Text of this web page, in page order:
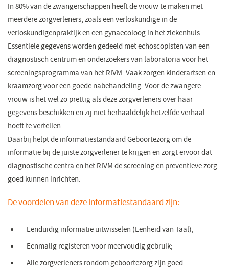
In 80% van de zwangerschappen heeft de vrouw te maken met
meerdere zorgverleners, zoals een verloskundige in de
verloskundigenpraktijk en een gynaecoloog in het ziekenhuis.
Essentiele gegevens worden gedeeld met echoscopisten van een
diagnostisch centrum en onderzoekers van laboratoria voor het
screeningsprogramma van het RIVM. Vaak zorgen kinderartsen en
kraamzorg voor een goede nabehandeling. Voor de zwangere
vrouw is het wel zo prettig als deze zorgverleners over haar
gegevens beschikken en zij niet herhaaldelijk hetzelfde verhaal
hoeft te vertellen.
Daarbij helpt de informatiestandaard Geboortezorg om de
informatie bij de juiste zorgverlener te krijgen en zorgt ervoor dat
diagnostische centra en het RIVM de screening en preventieve zorg
goed kunnen inrichten.
De voordelen van deze informatiestandaard zijn:
Eenduidig informatie uitwisselen (Eenheid van Taal);
Eenmalig registeren voor meervoudig gebruik;
Alle zorgverleners rondom geboortezorg zijn goed